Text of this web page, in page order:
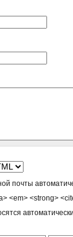
почты
<em> <strong>